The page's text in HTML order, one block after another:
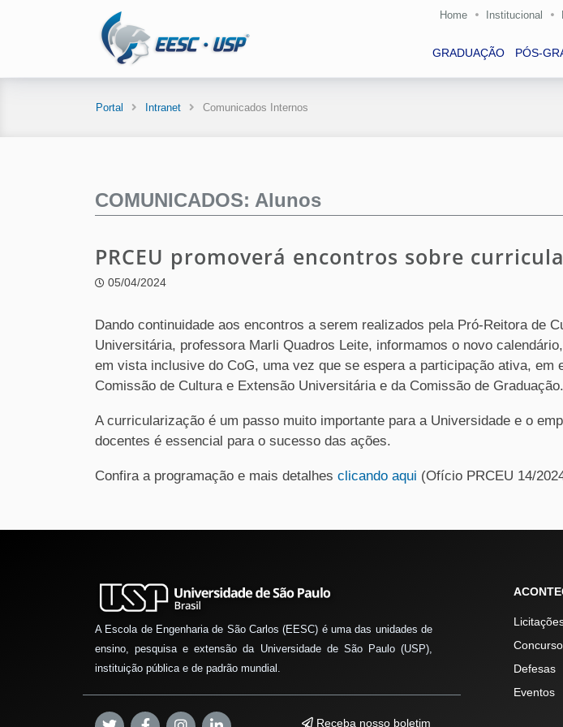
Home Institucional
GRADUAÇÃO PÓS-
Portal Intranet Comunicados Internos
COMUNICADOS: Alunos
PRCEU promoverá encontros sobre
05/04/2024
Dando continuidade aos encontros a serem realizados pela Pró-Reitora de
Universitária, professora Marli Quadros Leite, informamos o novo
em vista inclusive do CoG, uma vez que se espera a participação ativa, em
Comissão de Cultura e Extensão Universitária e da Comissão de Graduação.
A curricularização é um passo muito importante para a Universidade e o
docentes é essencial para o sucesso das ações.
Confira a programação e mais detalhes clicando aqui (Ofício PRCEU 14/
A Escola de Engenharia de São Carlos (EESC) é uma das unidades de
ensino, pesquisa e extensão da Universidade de São Paulo (USP),
instituição pública e de padrão mundial.
Receba nosso boletim
Defesas
Eventos